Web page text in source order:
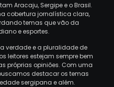
Aracaju, Sergipe e o Brasil.
cobertura jornalística clara,
temas que vão da
e esportes.
verdade e a pluralidade de
leitores estejam sempre bem
próprias opiniões. Com uma
destacar os temas
sergipana e além.